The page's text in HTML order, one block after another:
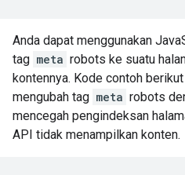
Anda dapat menggunakan
tag meta robots ke suatu
kontennya. Kode contoh
mengubah tag meta robots
mencegah pengindeksan
API tidak menampilkan konten.